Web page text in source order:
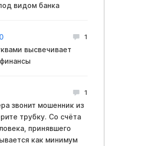
видом банка
1
высвечивает
1
звонит мошенник из
трубку. Со счёта
принявшего
как минимум